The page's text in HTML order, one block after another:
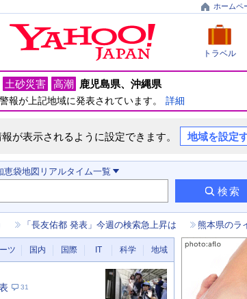
ホームペ
トラベル
土砂災害 高潮 鹿児島県 沖縄県
報が上記地域に発表されています。 詳細
が表示されるように設定できます。 地域を設定
恵袋地図 リアルタイム一覧
検索
「長友佑都 発表」今週の検索急上昇は 熊本県のラ
ツ 国内 国際 IT 科学 地域
31